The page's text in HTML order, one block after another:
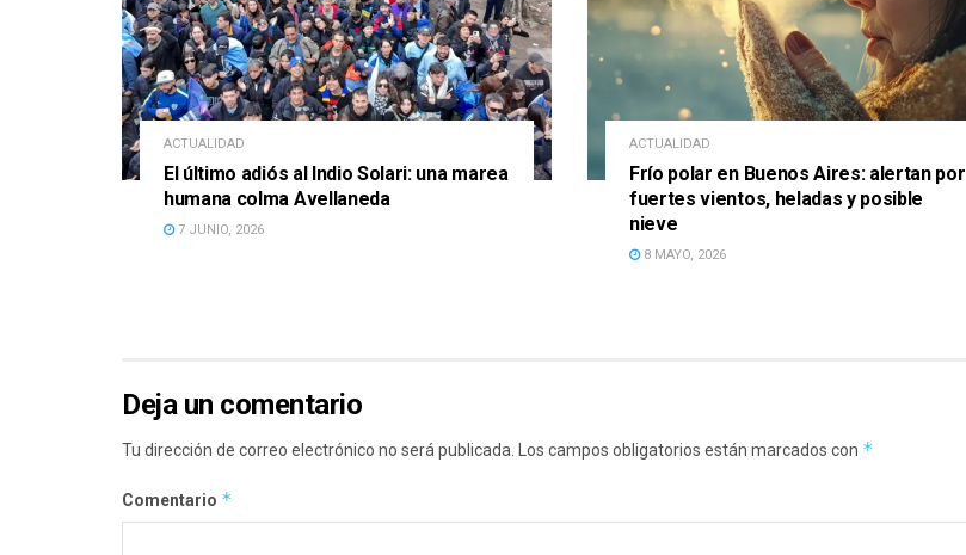
ACTUALIDAD
El último adiós al Indio Solari: una marea
humana colma Avellaneda
7 JUNIO, 2026
ACTUALIDAD
Frío polar en Buenos Aires: alertan por
fuertes vientos, heladas y posible
nieve
8 MAYO, 2026
Deja un comentario
Tu dirección de correo electrónico no será publicada. Los campos obligatorios están marcados con *
Comentario *